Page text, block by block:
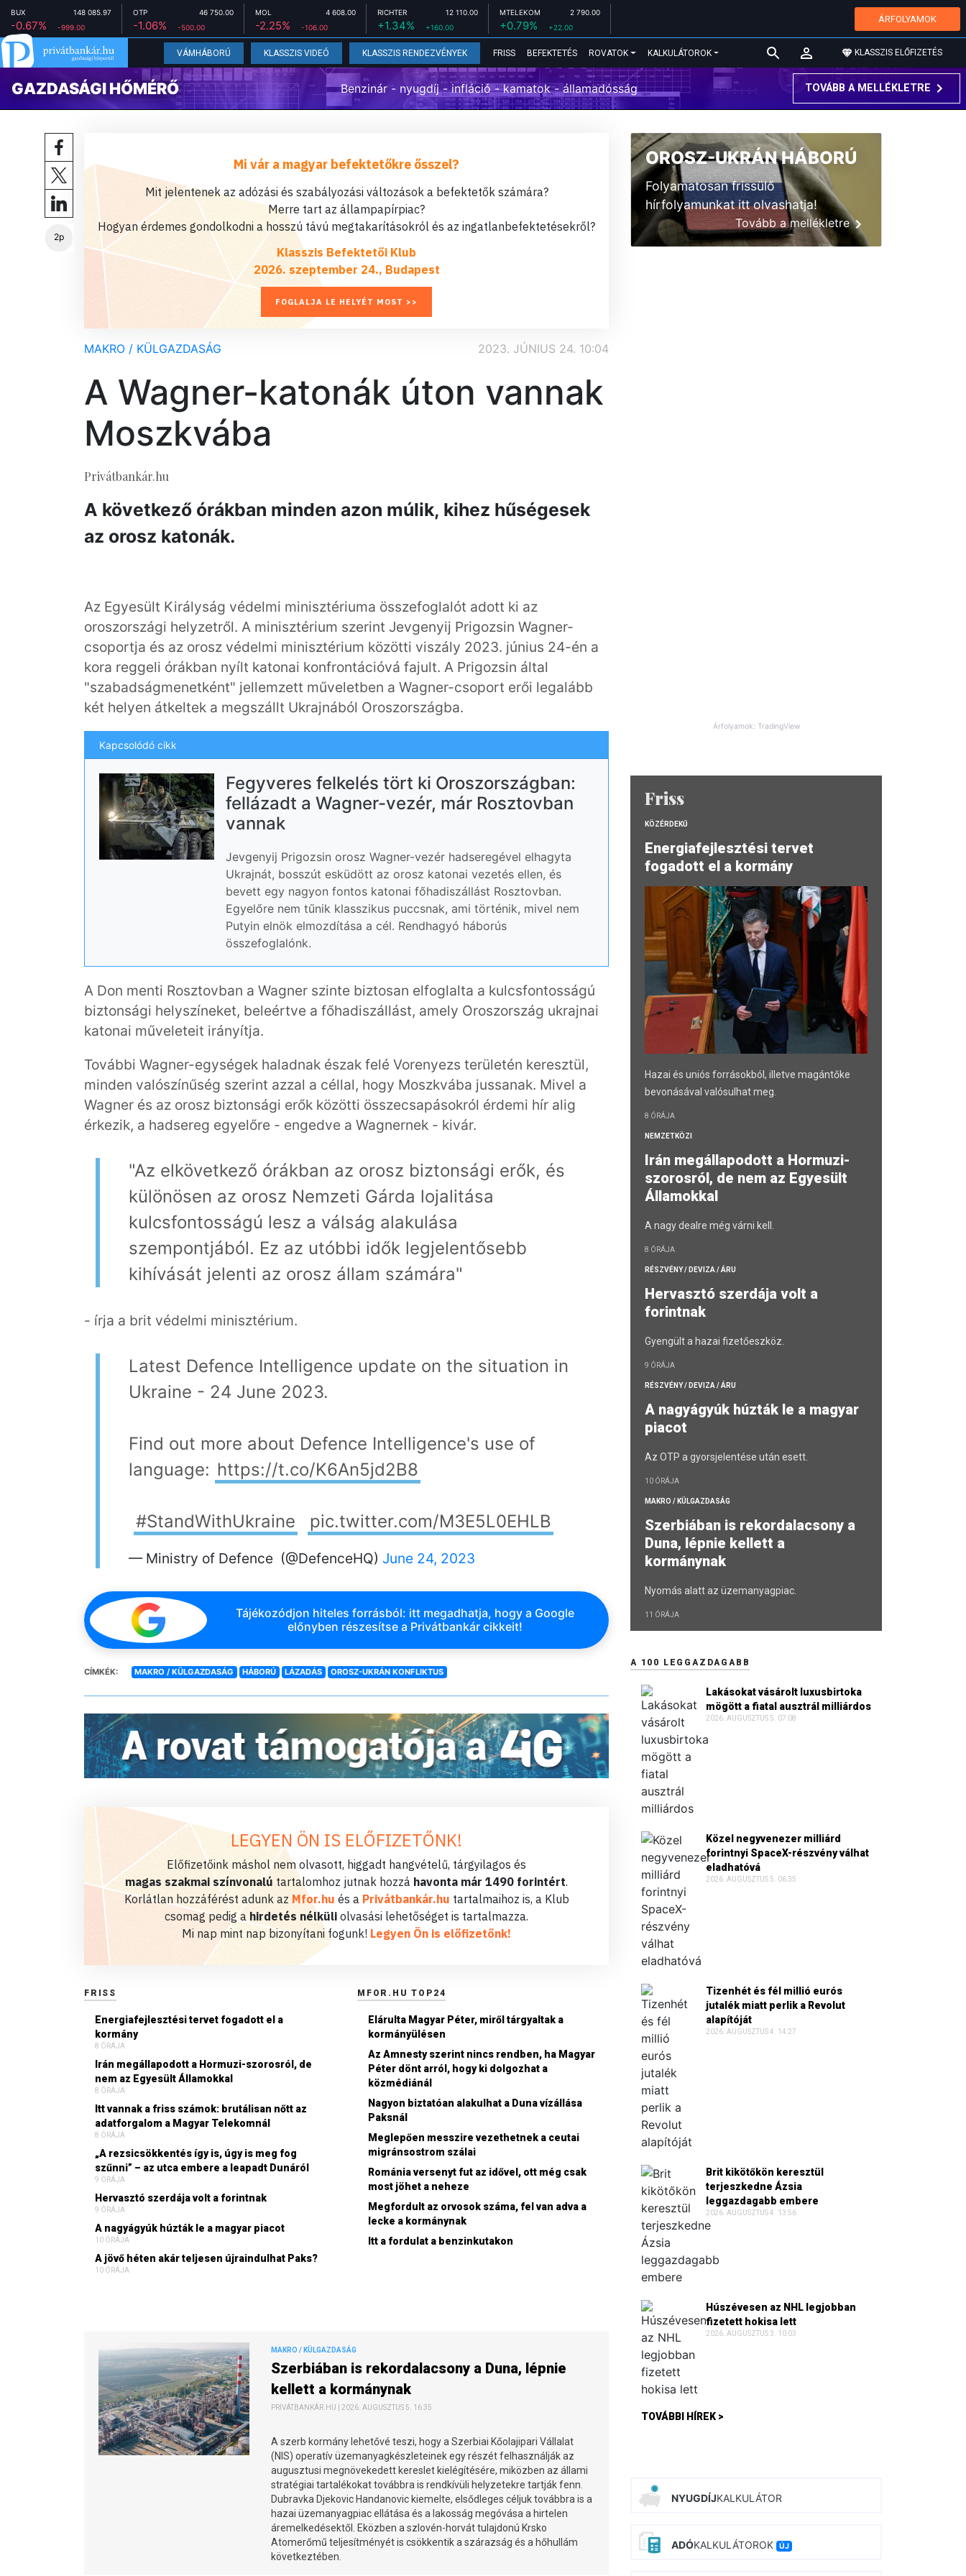
BUX 148 085.97
-0.67% -999.00
OTP 46 750.00
-1.06% -500.00
MOL 4 608.00
-2.25% -106.00
RICHTER 12 110.00
+1.34% +160.00
MTELEKOM 2 790.00
+0.79% +22.00
ÁRFOLYAMOK
VÁMHÁBORÚ KLASSZIS VIDEÓ KLASSZIS RENDEZVÉNYEK FRISS BEFEKTETÉS ROVATOK KALKULÁTOROK KLASSZIS ELŐFIZETÉS
GAZDASÁGI HŐMÉRŐ Benzinár - nyugdíj - infláció - kamatok - államadósság TOVÁBB A MELLÉKLETRE
2p
Mi vár a magyar befektetőkre ősszel?
Mit jelentenek az adózási és szabályozási változások a befektetők számára?
Merre tart az állampapírpiac?
Hogyan érdemes gondolkodni a hosszú távú megtakarításokról és az ingatlanbefektetésekről?
Klasszis Befektetői Klub
2026. szeptember 24., Budapest
FOGLALJA LE HELYÉT MOST >>
MAKRO / KÜLGAZDASÁG 2023. JÚNIUS 24. 10:04
A Wagner-katonák úton vannak
Moszkvába
Privátbankár.hu
A következő órákban minden azon múlik, kihez hűségesek
az orosz katonák.
Az Egyesült Királyság védelmi minisztériuma összefoglalót adott ki az
oroszországi helyzetről. A minisztérium szerint Jevgenyij Prigozsin Wagner-
csoportja és az orosz védelmi minisztérium közötti viszály 2023. június 24-én a
kora reggeli órákban nyílt katonai konfrontációvá fajult. A Prigozsin által
"szabadságmenetként" jellemzett műveletben a Wagner-csoport erői legalább
két helyen átkeltek a megszállt Ukrajnából Oroszországba.
Kapcsolódó cikk
Fegyveres felkelés tört ki Oroszországban:
fellázadt a Wagner-vezér, már Rosztovban
vannak
Jevgenyij Prigozsin orosz Wagner-vezér hadseregével elhagyta
Ukrajnát, bosszút esküdött az orosz katonai vezetés ellen, és
bevett egy nagyon fontos katonai főhadiszállást Rosztovban.
Egyelőre nem tűnik klasszikus puccsnak, ami történik, mivel nem
Putyin elnök elmozdítása a cél. Rendhagyó háborús
összefoglalónk.
A Don menti Rosztovban a Wagner szinte biztosan elfoglalta a kulcsfontosságú
biztonsági helyszíneket, beleértve a főhadiszállást, amely Oroszország ukrajnai
katonai műveleteit irányítja.
További Wagner-egységek haladnak észak felé Vorenyezs területén keresztül,
minden valószínűség szerint azzal a céllal, hogy Moszkvába jussanak. Mivel a
Wagner és az orosz biztonsági erők közötti összecsapásokról érdemi hír alig
érkezik, a hadsereg egyelőre - engedve a Wagnernek - kivár.
"Az elkövetkező órákban az orosz biztonsági erők, és
különösen az orosz Nemzeti Gárda lojalitása
kulcsfontosságú lesz a válság alakulása
szempontjából. Ez az utóbbi idők legjelentősebb
kihívását jelenti az orosz állam számára"
- írja a brit védelmi minisztérium.
Latest Defence Intelligence update on the situation in
Ukraine - 24 June 2023.
Find out more about Defence Intelligence's use of
language: https://t.co/K6An5jd2B8
#StandWithUkraine pic.twitter.com/M3E5L0EHLB
— Ministry of Defence (@DefenceHQ) June 24, 2023
Tájékozódjon hiteles forrásból: itt megadhatja, hogy a Google
előnyben részesítse a Privátbankár cikkeit!
CÍMKÉK: MAKRO / KÜLGAZDASÁG HÁBORÚ LÁZADÁS OROSZ-UKRÁN KONFLIKTUS
LEGYEN ÖN IS ELŐFIZETŐNK!
Előfizetőink máshol nem olvasott, higgadt hangvételű, tárgyilagos és
magas szakmai színvonalú tartalomhoz jutnak hozzá havonta már 1490 forintért.
Korlátlan hozzáférést adunk az Mfor.hu és a Privátbankár.hu tartalmaihoz is, a Klub
csomag pedig a hirdetés nélküli olvasási lehetőséget is tartalmazza.
Mi nap mint nap bizonyítani fogunk! Legyen Ön is előfizetőnk!
FRISS
Energiafejlesztési tervet fogadott el a
kormány
8 ÓRÁJA
Irán megállapodott a Hormuzi-szorosról, de
nem az Egyesült Államokkal
8 ÓRÁJA
Itt vannak a friss számok: brutálisan nőtt az
adatforgalom a Magyar Telekomnál
8 ÓRÁJA
„A rezsicsökkentés így is, úgy is meg fog
szűnni” – az utca embere a leapadt Dunáról
9 ÓRÁJA
Hervasztó szerdája volt a forintnak
9 ÓRÁJA
A nagyágyúk húzták le a magyar piacot
10 ÓRÁJA
A jövő héten akár teljesen újraindulhat Paks?
10 ÓRÁJA
MFOR.HU TOP24
Elárulta Magyar Péter, miről tárgyaltak a
kormányülésen
Az Amnesty szerint nincs rendben, ha Magyar
Péter dönt arról, hogy ki dolgozhat a
közmédiánál
Nagyon biztatóan alakulhat a Duna vízállása
Paksnál
Meglepően messzire vezethetnek a ceutai
migránsostrom szálai
Románia versenyt fut az idővel, ott még csak
most jöhet a neheze
Megfordult az orvosok száma, fel van adva a
lecke a kormánynak
Itt a fordulat a benzinkutakon
MAKRO / KÜLGAZDASÁG
Szerbiában is rekordalacsony a Duna, lépnie
kellett a kormánynak
PRIVÁTBANKÁR.HU | 2026. AUGUSZTUS 5. 16:35
A szerb kormány lehetővé teszi, hogy a Szerbiai Kőolajipari Vállalat
(NIS) operatív üzemanyagkészleteinek egy részét felhasználják az
augusztusi megnövekedett kereslet kielégítésére, miközben az állami
stratégiai tartalékokat továbbra is rendkívüli helyzetekre tartják fenn.
Dubravka Djekovic Handanovic kiemelte, elsődleges céljuk továbbra is a
hazai üzemanyagpiac ellátása és a lakosság megóvása a hirtelen
áremelkedésektől. Eközben a szlovén-horvát tulajdonú Krsko
Atomerőmű teljesítményét is csökkentik a szárazság és a hőhullám
következtében.
OROSZ-UKRÁN HÁBORÚ
Folyamatosan frissülő
hírfolyamunkat itt olvashatja!
Tovább a mellékletre
Árfolyamok: TradingView
Friss
KÖZÉRDEKŰ
Energiafejlesztési tervet
fogadott el a kormány
Hazai és uniós forrásokból, illetve magántőke
bevonásával valósulhat meg.
8 ÓRÁJA
NEMZETKÖZI
Irán megállapodott a Hormuzi-
szorosról, de nem az Egyesült
Államokkal
A nagy dealre még várni kell.
8 ÓRÁJA
RÉSZVÉNY / DEVIZA / ÁRU
Hervasztó szerdája volt a
forintnak
Gyengült a hazai fizetőeszköz.
9 ÓRÁJA
RÉSZVÉNY / DEVIZA / ÁRU
A nagyágyúk húzták le a magyar
piacot
Az OTP a gyorsjelentése után esett.
10 ÓRÁJA
MAKRO / KÜLGAZDASÁG
Szerbiában is rekordalacsony a
Duna, lépnie kellett a
kormánynak
Nyomás alatt az üzemanyagpiac.
11 ÓRÁJA
A 100 LEGGAZDAGABB
Lakásokat vásárolt luxusbirtoka
mögött a fiatal ausztrál milliárdos
2026. AUGUSZTUS 5. 07:08
Közel negyvenezer milliárd
forintnyi SpaceX-részvény válhat
eladhatóvá
2026. AUGUSZTUS 5. 06:35
Tizenhét és fél millió eurós
jutalék miatt perlik a Revolut
alapítóját
2026. AUGUSZTUS 4. 14:27
Brit kikötőkön keresztül
terjeszkedne Ázsia
leggazdagabb embere
2026. AUGUSZTUS 4. 13:56
Húszévesen az NHL legjobban
fizetett hokisa lett
2026. AUGUSZTUS 3. 10:03
TOVÁBBI HÍREK >
NYUGDÍJKALKULÁTOR
ADÓKALKULÁTOROK ÚJ